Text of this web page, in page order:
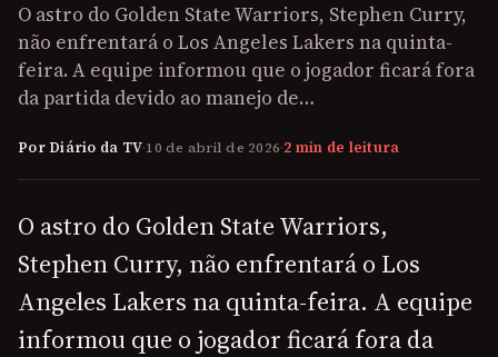
O astro do Golden State Warriors, Stephen Curry,
não enfrentará o Los Angeles Lakers na quinta-
feira. A equipe informou que o jogador ficará fora
da partida devido ao manejo de…
Por Diário da TV·10 de abril de 2026·2 min de leitura
O astro do Golden State Warriors,
Stephen Curry, não enfrentará o Los
Angeles Lakers na quinta-feira. A equipe
informou que o jogador ficará fora da